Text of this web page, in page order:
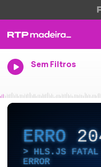
Sem Filtros
ERRO
HLS.JS FATAL
ERROR